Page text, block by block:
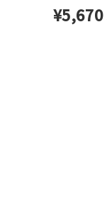
¥5,670